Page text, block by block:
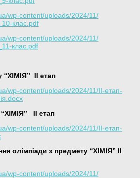
wp-content/uploads/2024/11/
клас.pdf
wp-content/uploads/2024/11/
клас.pdf
ІІ етап
wp-content/uploads/2024/11/ІІ-етап-
ІІ етап
wp-content/uploads/2024/11/ІІ-етап-
олімпіади з предмету “ХІМІЯ” ІІ
wp-content/uploads/2024/11/